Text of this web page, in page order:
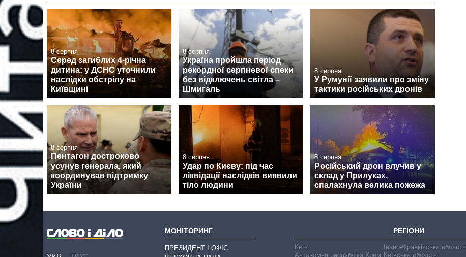
8 серпня
Серед загиблих 4-річна
дитина: у ДСНС уточнили
наслідки обстрілу на
Київщині
8 серпня
Україна пройшла період
рекордної серпневої спеки
без відключень світла –
Шмигаль
8 серпня
У Румунії заявили про зміну
тактики російських дронів
8 серпня
Пентагон достроково
усунув генерала, який
координував підтримку
України
8 серпня
Удар по Києву: під час
ліквідації наслідків виявили
тіло людини
8 серпня
Російський дрон влучив у
склад у Прилуках,
спалахнула велика пожежа
МОНІТОРИНГ
ПРЕЗИДЕНТ І ОФІС
РЕГІОНИ
Київ
Автономна республіка Крим
Івано-Франківська область
Київська область